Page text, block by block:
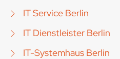
IT Service Berlin
IT Dienstleister Berlin
IT-Systemhaus Berlin